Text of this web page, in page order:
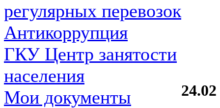
регулярных перевозок
Антикоррупция
ГКУ Центр занятости
населения
Мои документы